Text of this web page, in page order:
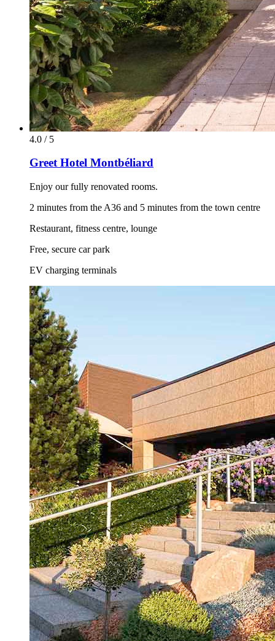
4.0 / 5
Greet Hotel Montbéliard
Enjoy our fully renovated rooms.
2 minutes from the A36 and 5 minutes from the town centre
Restaurant, fitness centre, lounge
Free, secure car park
EV charging terminals